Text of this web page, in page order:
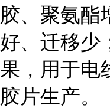
胶、聚氨酯
好、迁移少
果，用于电
胶片生产。